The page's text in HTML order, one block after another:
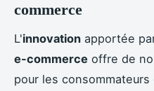
commerce
L'innovation apportée
e-commerce offre de
pour les